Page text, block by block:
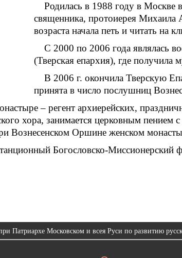
Родилась в 1988 году в Москве
священника, протоиерея Михаила
возраста начала петь и читать на
С 2000 по 2006 года являлась
(Тверская епархия), где получила
В 2006 г. окончила Тверскую
принята в число послушниц
– регент архиерейских,
хора, занимается церковным пением
Вознесенском Оршине женском
Богословско-Миссионерский
Патриархе Московском и всея Руси по развитию